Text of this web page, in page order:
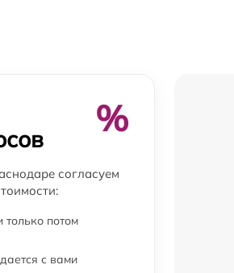
от 240 мин
%
согласуем
потом
с вами